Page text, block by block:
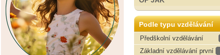
Podle typu vzdělávání
Předškolní vzdělávání
Základní vzdělávání první